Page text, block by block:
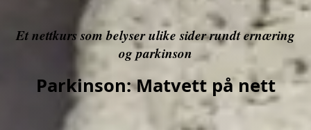
Et nettkurs som belyser ulike sider rundt ernæring
og parkinson
Parkinson: Matvett på nett